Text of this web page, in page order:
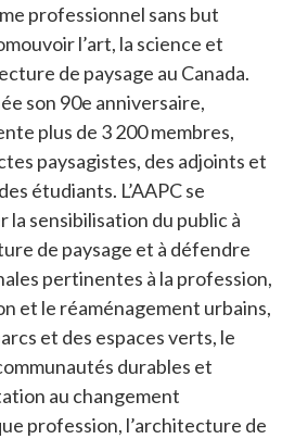
professionnel sans but
l’art, la science et
de paysage au Canada.
son 90e anniversaire,
plus de 3 200 membres,
paysagistes, des adjoints et
étudiants. L’AAPC se
la sensibilisation du public à
de paysage et à défendre
pertinentes à la profession,
et le réaménagement urbains,
et des espaces verts, le
durables et
au changement
profession, l’architecture de